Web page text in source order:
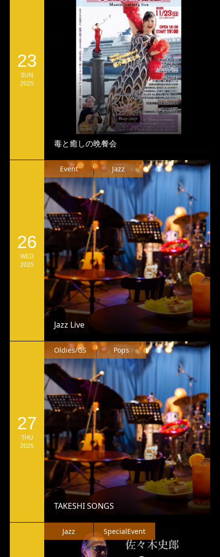
23
SUN
2025
毒と癒しの晩餐会
26
WED
2025
Jazz Live
Event Jazz
27
THU
2025
TAKESHI SONGS
Oldies/GS Pops
Jazz SpecialEvent